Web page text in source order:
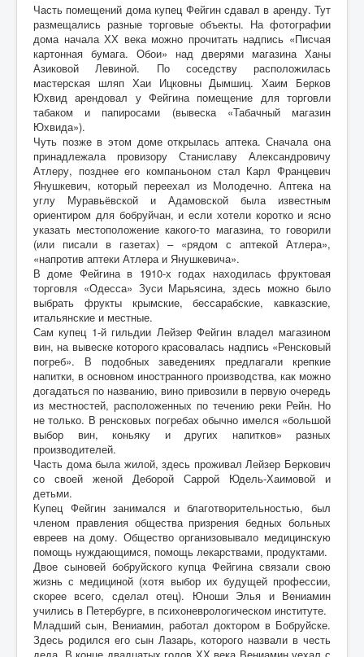
Почта Мишпохи
Родословная
Редакционный подвальчик
Мартиролог
Кухня Мишпохи
Гостевая книга
Контакты
Карта сайта
Старо-Улановичское кладбище
Местечко Колышки, старинное еврейское
кладбище
Часть помещений дома купец Фейгин сдавал в аренду. Тут
размещались разные торговые объекты. На фотографии
дома начала ХХ века можно прочитать надпись «Писчая
картонная бумага. Обои» над дверями магазина Ханы
Азиковой Левиной. По соседству расположилась
мастерская шляп Хаи Ицковны Дымшиц. Хаим Берков
Юхвид арендовал у Фейгина помещение для торговли
табаком и папиросами (вывеска «Табачный магазин
Юхвида»).
Чуть позже в этом доме открылась аптека. Сначала она
принадлежала провизору Станиславу Александровичу
Атлеру, позднее его компаньоном стал Карл Францевич
Янушкевич, который переехал из Молодечно. Аптека на
углу Муравьёвской и Адамовской была известным
ориентиром для бобруйчан, и если хотели коротко и ясно
указать местоположение какого-то магазина, то говорили
(или писали в газетах) – «рядом с аптекой Атлера»,
«напротив аптеки Атлера и Янушкевича».
В доме Фейгина в 1910-х годах находилась фруктовая
торговля «Одесса» Зуси Марьясина, здесь можно было
выбрать фрукты крымские, бессарабские, кавказские,
итальянские и местные.
Сам купец 1-й гильдии Лейзер Фейгин владел магазином
вин, на вывеске которого красовалась надпись «Ренсковый
погреб». В подобных заведениях предлагали крепкие
напитки, в основном иностранного производства, как можно
догадаться по названию, вино привозили в первую очередь
из местностей, расположенных по течению реки Рейн. Но
не только. В ренсковых погребах обычно имелся «большой
выбор вин, коньяку и других напитков» разных
производителей.
Часть дома была жилой, здесь проживал Лейзер Беркович
со своей женой Деборой Саррой Юдель-Хаимовой и
детьми.
Купец Фейгин занимался и благотворительностью, был
членом правления общества призрения бедных больных
евреев на дому. Общество организовывало медицинскую
помощь нуждающимся, помощь лекарствами, продуктами.
Двое сыновей бобруйского купца Фейгина связали свою
жизнь с медициной (хотя выбор их будущей профессии,
скорее всего, сделал отец). Юноши Элья и Вениамин
учились в Петербурге, в психоневрологическом институте.
Младший сын, Вениамин, работал доктором в Бобруйске.
Здесь родился его сын Лазарь, которого назвали в честь